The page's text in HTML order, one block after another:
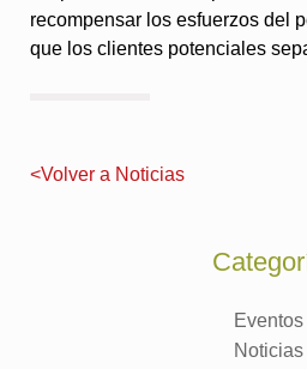
recompensar los esfuerzos del
que los clientes potenciales
<Volver a Noticias
Eventos
Noticias